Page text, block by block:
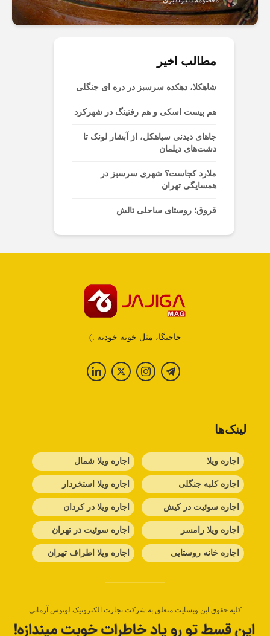
مطالب اخیر
شاهکلا، دهکده سرسبز در دره ای جنگلی
هم پیست اسکی و هم رفتینگ در شهرکرد
جاهای دیدنی سیاهکل، از آبشار لونک تا
دشت‌های دیلمان
ملارد کجاست؟ شهری سرسبز در
همسایگی تهران
قروق؛ روستای ساحلی تالش
جاجیگا، مثل خونه خودته :)
لینک‌ها
اجاره ویلا اجاره ویلا شمال
اجاره کلبه جنگلی اجاره ویلا استخردار
اجاره سوئیت در کیش اجاره ویلا در کردان
اجاره ویلا رامسر اجاره سوئیت در تهران
اجاره خانه روستایی اجاره ویلا اطراف تهران
کلیه حقوق این وبسایت متعلق به شرکت تجارت الکترونیک لوتوس آرمانی
(سهامی خاص) می‌باشد.